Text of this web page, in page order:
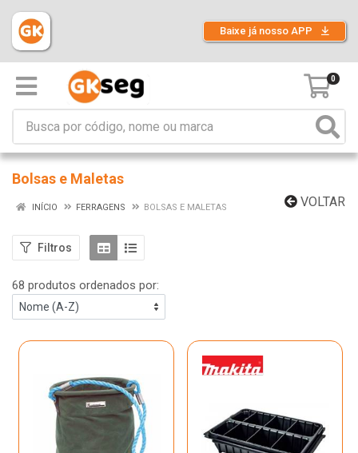
Baixe já nosso APP
0
Bolsas e Maletas
VOLTAR
INÍCIO FERRAGENS BOLSAS E MALETAS
Filtros
68 produtos ordenados por: